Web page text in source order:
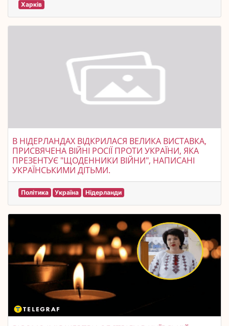
Харків
В НІДЕРЛАНДАХ ВІДКРИЛАСЯ ВЕЛИКА ВИСТАВКА,
ПРИСВЯЧЕНА ВІЙНІ РОСІЇ ПРОТИ УКРАЇНИ, ЯКА
ПРЕЗЕНТУЄ "ЩОДЕННИКИ ВІЙНИ", НАПИСАНІ
УКРАЇНСЬКИМИ ДІТЬМИ.
Політика Україна Нідерланди